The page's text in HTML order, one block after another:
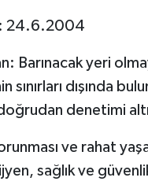
24.6.2004
Barınacak yeri
sınırları dışında
denetimi
ve rahat
sağlık ve